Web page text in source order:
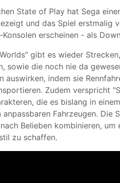
State of Play hat Sega
und das Spiel erstmalig
erscheinen - als
gibt es wieder
sowie die noch nie da
auswirken, indem sie
Zudem verspricht
die es bislang in
Fahrzeugen. Die
Belieben kombinieren, um
zu schaffen.